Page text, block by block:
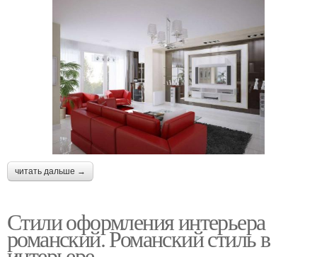
читать дальше →
Стили оформления интерьера
романский. Романский стиль в